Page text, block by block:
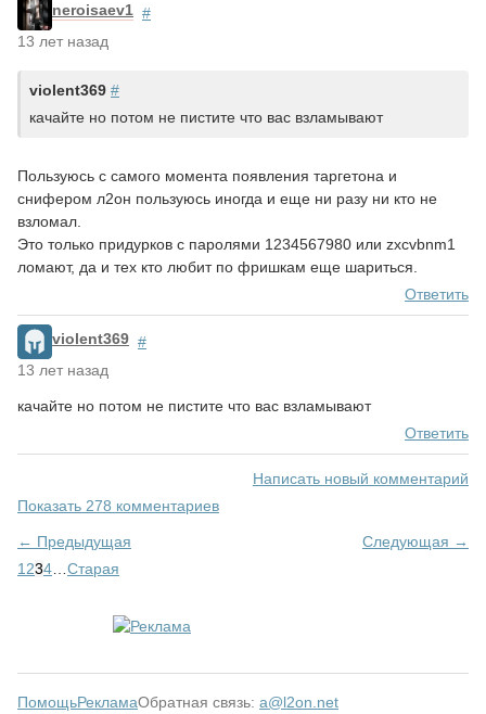
neroisaev1 #
13 лет назад
violent369 #
качайте но потом не пистите что вас взламывают
Пользуюсь с самого момента появления таргетона и
снифером л2он пользуюсь иногда и еще ни разу ни кто не
взломал.
Это только придурков с паролями 1234567980 или zxcvbnm1
ломают, да и тех кто любит по фришкам еще шариться.
Ответить
violent369 #
13 лет назад
качайте но потом не пистите что вас взламывают
Ответить
Написать новый комментарий
Показать 278 комментариев
← Предыдущая
Следующая →
1 234 Старая
ПомощьРекламаОбратная связь: a@l2on.net